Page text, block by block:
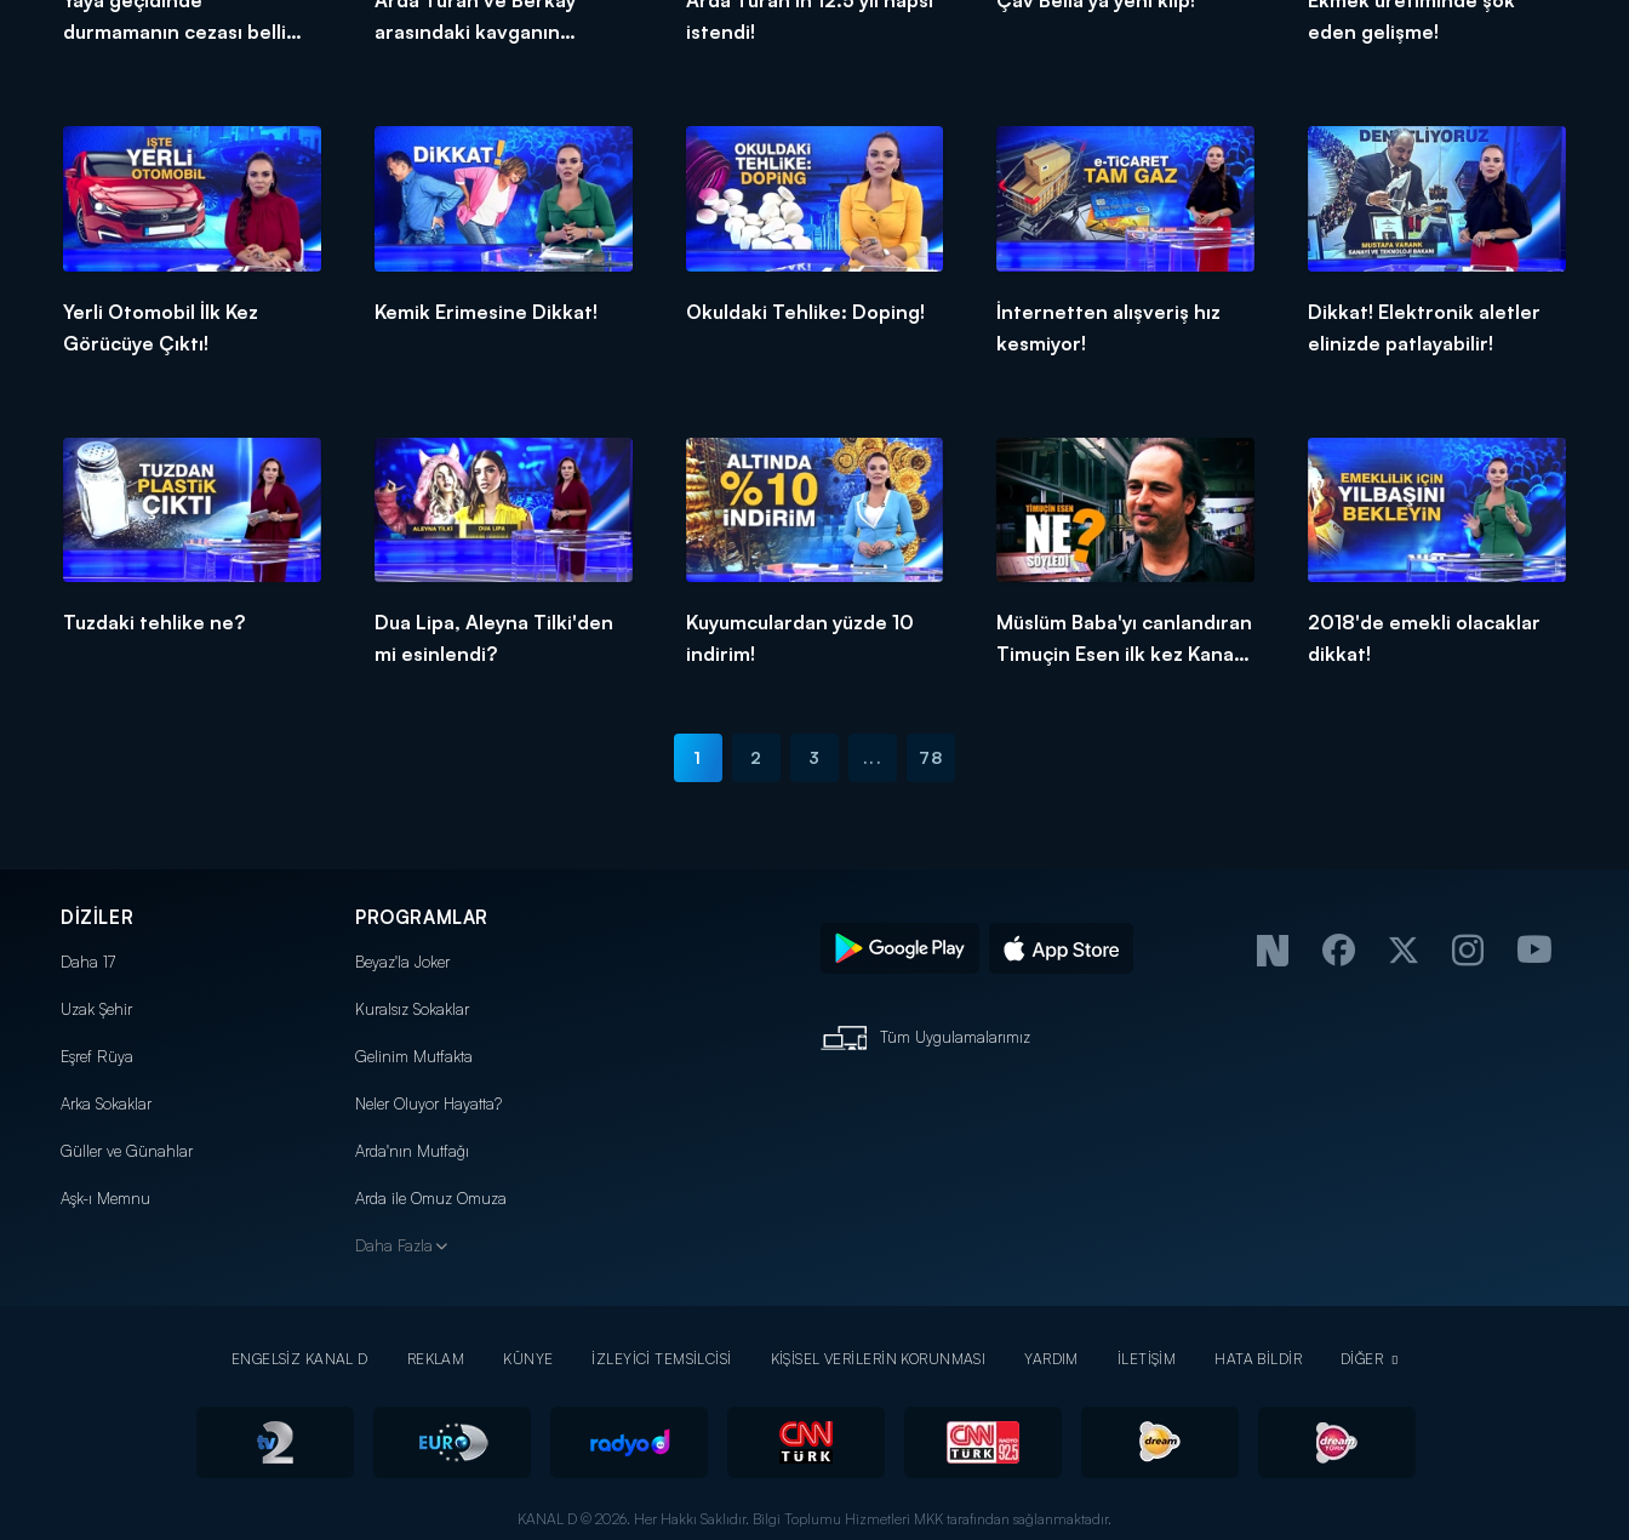
durmamanın cezası belli
arasındaki kavganın
istendi!
eden gelişme!
Yerli Otomobil İlk Kez
Görücüye Çıktı!
Kemik Erimesine Dikkat! Okuldaki Tehlike: Doping!
İnternetten alışveriş hız
kesmiyor!
Dikkat! Elektronik aletler
elinizde patlayabilir!
Tuzdaki tehlike ne?
Dua Lipa, Aleyna Tilki'den
mi esinlendi?
Kuyumculardan yüzde 10
indirim!
Müslüm Baba'yı canlandıran
Timuçin Esen ilk kez Kanal
2018'de emekli olacaklar
dikkat!
1 2 3 ... 78
DİZİLER
Daha 17
Uzak Şehir
Eşref Rüya
Arka Sokaklar
Güller ve Günahlar
Aşk-ı Memnu
PROGRAMLAR
Beyaz'la Joker
Kuralsız Sokaklar
Gelinim Mutfakta
Neler Oluyor Hayatta?
Arda'nın Mutfağı
Arda ile Omuz Omuza
Daha Fazla
Tüm Uygulamalarımız
ENGELSİZ KANAL D REKLAM KÜNYE İZLEYİCİ TEMSİLCİSİ KİŞİSEL VERİLERİN KORUNMASI YARDIM İLETİŞİM HATA BİLDİR DİĞER
KANAL D © 2026. Her Hakkı Saklıdır. Bilgi Toplumu Hizmetleri MKK tarafından sağlanmaktadır.